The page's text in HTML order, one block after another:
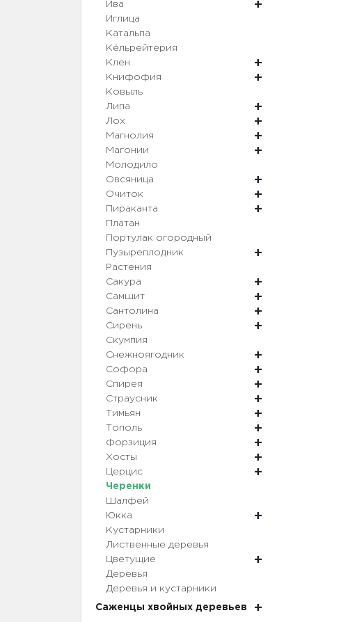
Ива
Иглица
Катальпа
Кёльрейтерия
Клен
Книфофия
Ковыль
Липа
Лох
Магнолия
Магонии
Молодило
Овсяница
Очиток
Пираканта
Платан
Портулак огородный
Пузыреплодник
Растения
Сакура
Самшит
Сантолина
Сирень
Скумпия
Снежноягодник
Софора
Спирея
Страусник
Тимьян
Тополь
Форзиция
Хосты
Церцис
Черенки
Шалфей
Юкка
Кустарники
Лиственные деревья
Цветущие
Деревья
Деревья и кустарники
Саженцы хвойных деревьев